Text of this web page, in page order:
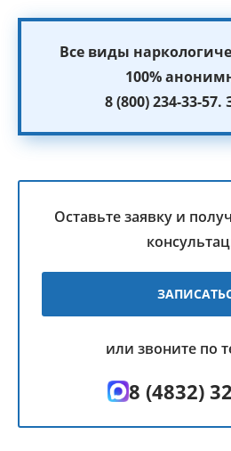
Все виды
100%
8 (800) 234-33-
Оставьте заявку и
или звоните по
8 (4832)